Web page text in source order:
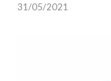
31/05/2021